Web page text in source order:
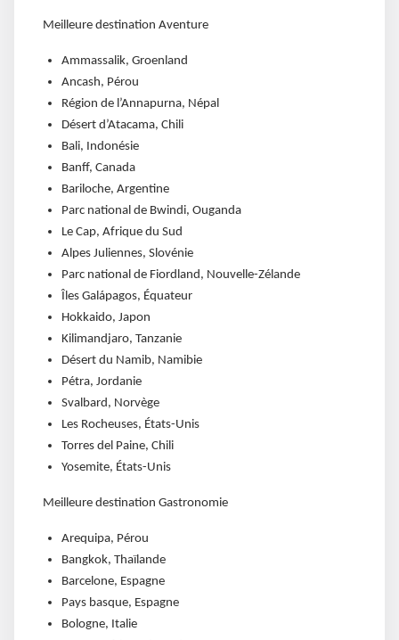
Meilleure destination Aventure
Ammassalik, Groenland
Ancash, Pérou
Région de l’Annapurna, Népal
Désert d’Atacama, Chili
Bali, Indonésie
Banff, Canada
Bariloche, Argentine
Parc national de Bwindi, Ouganda
Le Cap, Afrique du Sud
Alpes Juliennes, Slovénie
Parc national de Fiordland, Nouvelle-Zélande
Îles Galápagos, Équateur
Hokkaido, Japon
Kilimandjaro, Tanzanie
Désert du Namib, Namibie
Pétra, Jordanie
Svalbard, Norvège
Les Rocheuses, États-Unis
Torres del Paine, Chili
Yosemite, États-Unis
Meilleure destination Gastronomie
Arequipa, Pérou
Bangkok, Thaïlande
Barcelone, Espagne
Pays basque, Espagne
Bologne, Italie